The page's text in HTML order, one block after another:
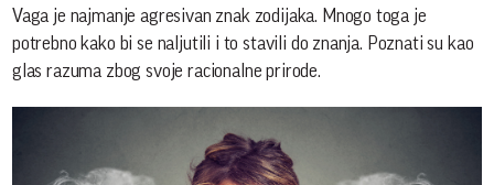
Vaga je najmanje agresivan znak zodijaka. Mnogo toga je
potrebno kako bi se naljutili i to stavili do znanja. Poznati su kao
glas razuma zbog svoje racionalne prirode.